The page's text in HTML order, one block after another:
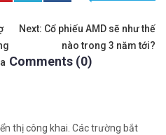
𝐭𝐡𝐚𝐦 𝐠𝐢𝐚 𝐭𝐡ị 𝐭𝐫ườ𝐧𝐠 𝐭à𝐢 𝐜𝐡í𝐧𝐡
𝘴à𝘯 𝘌𝘹𝘯𝘦𝘴𝘴 𝘜𝘺 𝘛í𝘯 𝘷à 𝘱𝘩ù
𝘉𝘪𝘯𝘢𝘯𝘤𝘦 𝘯ổ𝘪 𝘵𝘪ế𝘯𝘨 𝘯𝘩ấ𝘵
Next: Cổ phiếu AMD sẽ như thế
nào trong 3 năm tới?
Comments (0)
thị công khai. Các trường bắt